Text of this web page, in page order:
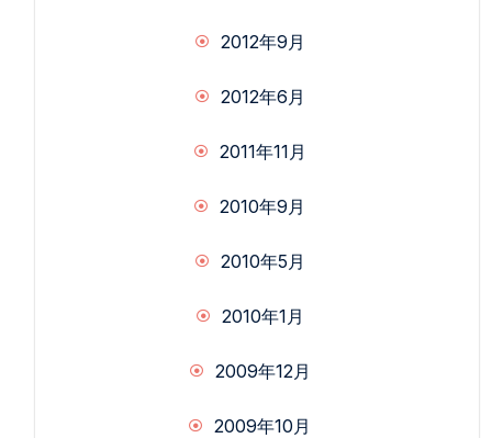
2012年9月
2012年6月
2011年11月
2010年9月
2010年5月
2010年1月
2009年12月
2009年10月